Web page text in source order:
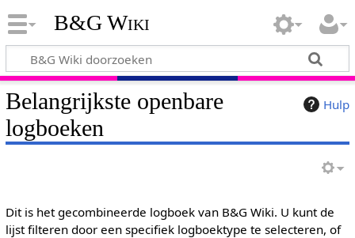
B&G Wiki
Hulp
Belangrijkste openbare
logboeken
Dit is het gecombineerde logboek van B&G Wiki. U kunt de
lijst filteren door een specifiek logboektype te selecteren, of